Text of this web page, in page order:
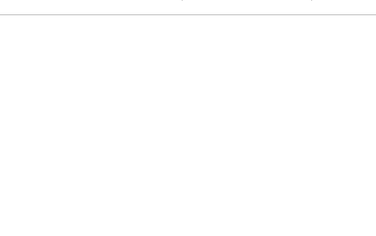
企業情報